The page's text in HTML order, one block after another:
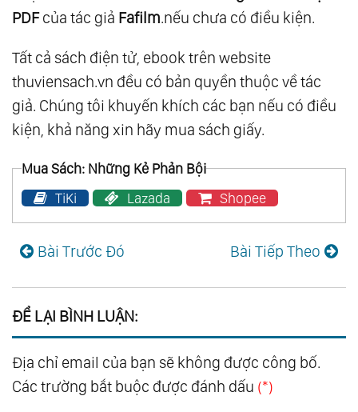
PDFcủa tác giả Fafilm.nếu chưa có điều kiện.
Tất cả sách điện tử, ebook trên website
thuviensach.vn đều có bản quyền thuộc về tác
giả. Chúng tôi khuyến khích các bạn nếu có điều
kiện, khả năng xin hãy mua sách giấy.
Mua Sách: Những Kẻ Phản Bội
TiKi
Lazada Shopee
Bài Trước Đó Bài Tiếp Theo
ĐỂ LẠI BÌNH LUẬN:
Địa chỉ email của bạn sẽ không được công bố.
Các trường bắt buộc được đánh dấu (*)